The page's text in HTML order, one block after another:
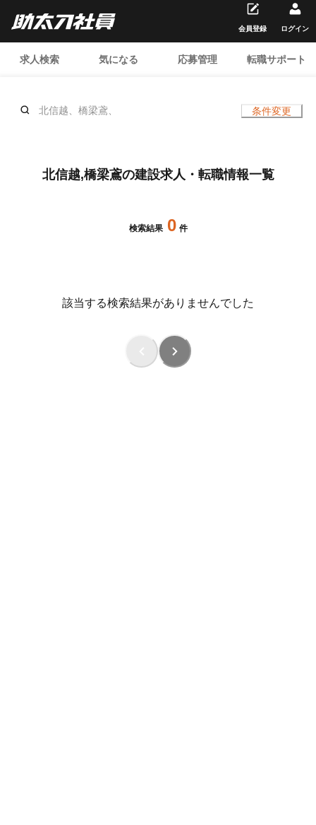
求人検索 気になる 応募管理 転職サポート
会員登録 ログイン
北信越、橋梁鳶、 条件変更
北信越,橋梁鳶の建設求人・転職情報一覧
検索結果 0 件
該当する検索結果がありませんでした